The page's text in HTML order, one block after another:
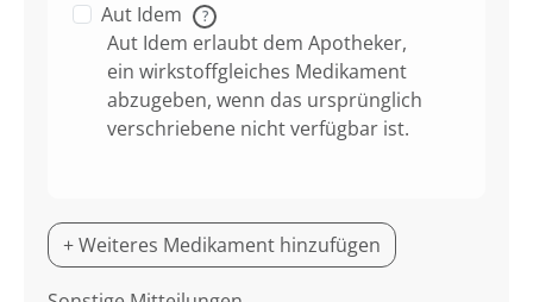
Aut Idem ?
Aut Idem erlaubt dem Apotheker,
ein wirkstoffgleiches Medikament
abzugeben, wenn das ursprünglich
verschriebene nicht verfügbar ist.
+ Weiteres Medikament hinzufügen